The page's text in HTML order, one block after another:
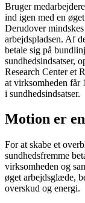
Bruger
ind igen med en
Derudover
arbejdspladsen. Af
betale sig på
sundhedsindsatser,
Research Center et
at virksomheden får
i sundhedsindsatser.
Motion er
For at skabe et
sundhedsfremme
virksomheden og
øget arbejdsglæde,
overskud og energi.